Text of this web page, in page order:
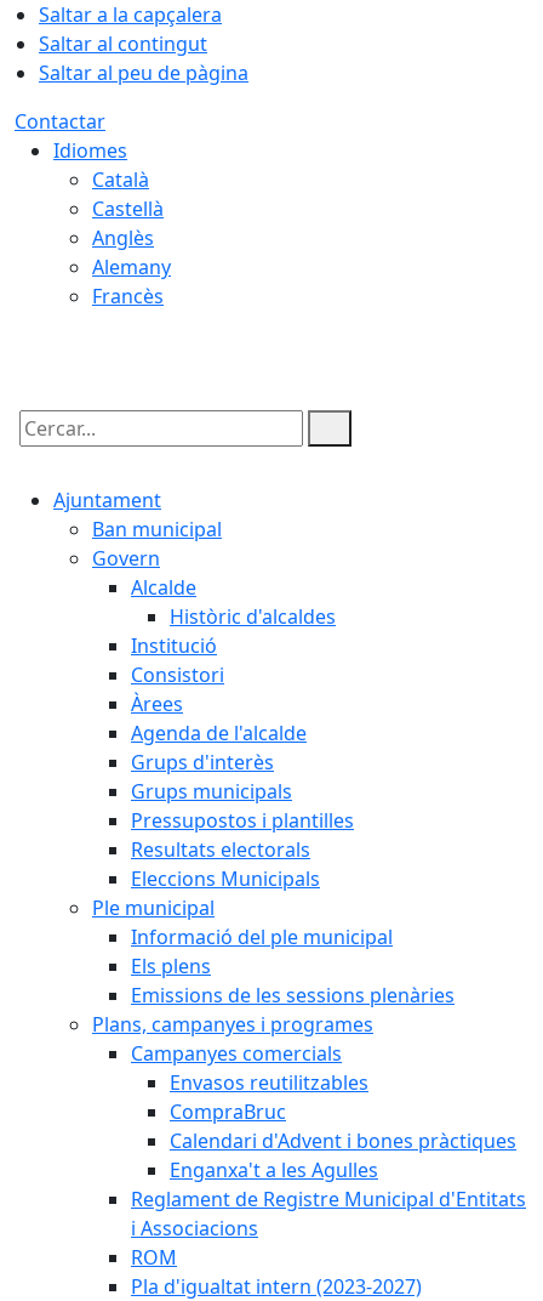
Saltar a la capçalera
Saltar al contingut
Saltar al peu de pàgina
Contactar
Idiomes
Català
Castellà
Anglès
Alemany
Francès
Cercar:
Ajuntament
Ban municipal
Govern
Alcalde
Històric d'alcaldes
Institució
Consistori
Àrees
Agenda de l'alcalde
Grups d'interès
Grups municipals
Pressupostos i plantilles
Resultats electorals
Eleccions Municipals
Ple municipal
Informació del ple municipal
Els plens
Emissions de les sessions plenàries
Plans, campanyes i programes
Campanyes comercials
Envasos reutilitzables
CompraBruc
Calendari d'Advent i bones pràctiques
Enganxa't a les Agulles
Reglament de Registre Municipal d'Entitats
i Associacions
ROM
Pla d'igualtat intern (2023-2027)